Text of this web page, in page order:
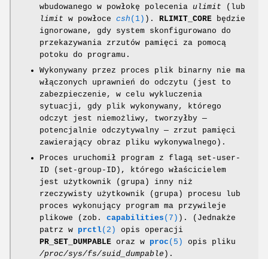
wbudowanego w powłokę polecenia ulimit (lub
limit w powłoce csh (1) ). RLIMIT_CORE będzie
ignorowane, gdy system skonfigurowano do
przekazywania zrzutów pamięci za pomocą
potoku do programu.
Wykonywany przez proces plik binarny nie ma
włączonych uprawnień do odczytu (jest to
zabezpieczenie, w celu wykluczenia
sytuacji, gdy plik wykonywany, którego
odczyt jest niemożliwy, tworzyłby —
potencjalnie odczytywalny — zrzut pamięci
zawierający obraz pliku wykonywalnego).
Proces uruchomił program z flagą set-user-
ID (set-group-ID), którego właścicielem
jest użytkownik (grupa) inny niż
rzeczywisty użytkownik (grupa) procesu lub
proces wykonujący program ma przywileje
plikowe (zob. capabilities (7) ). (Jednakże
patrz w prctl(2)
opis operacji
PR_SET_DUMPABLE oraz w proc (5)
opis pliku
/proc/sys/fs/suid_dumpable ).